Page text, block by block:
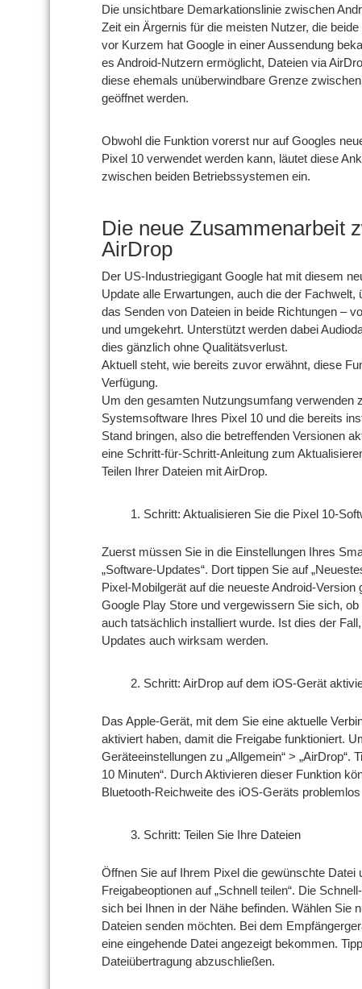
Die unsichtbare Demarkationslinie zwischen
Zeit ein Ärgernis für die meisten Nutzer, die
vor Kurzem hat Google in einer Aussendung
es Android-Nutzern ermöglicht, Dateien via
diese ehemals unüberwindbare Grenze
geöffnet werden.
Obwohl die Funktion vorerst nur auf Googles
Pixel 10 verwendet werden kann, läutet diese
zwischen beiden Betriebssystemen ein.
Die neue Zusammenarbeit
AirDrop
Der US-Industriegigant Google hat mit diesem
Update alle Erwartungen, auch die der
das Senden von Dateien in beide Richtungen –
und umgekehrt. Unterstützt werden dabei
dies gänzlich ohne Qualitätsverlust.
Aktuell steht, wie bereits zuvor erwähnt, diese
Verfügung.
Um den gesamten Nutzungsumfang verwenden
Systemsoftware Ihres Pixel 10 und die bereits
Stand bringen, also die betreffenden Versionen
eine Schritt-für-Schritt-Anleitung zum
Teilen Ihrer Dateien mit AirDrop.
Schritt: Aktualisieren Sie die Pixel 10-
Zuerst müssen Sie in die Einstellungen Ihres
„Software-Updates“. Dort tippen Sie auf
Pixel-Mobilgerät auf die neueste Android-
Google Play Store und vergewissern Sie sich,
auch tatsächlich installiert wurde. Ist dies der
Updates auch wirksam werden.
Schritt: AirDrop auf dem iOS-Gerät
Das Apple-Gerät, mit dem Sie eine aktuelle
aktiviert haben, damit die Freigabe funktioniert.
Geräteeinstellungen zu „Allgemein“ > „AirDrop“.
10 Minuten“. Durch Aktivieren dieser Funktion
Bluetooth-Reichweite des iOS-Geräts
Schritt: Teilen Sie Ihre Dateien
Öffnen Sie auf Ihrem Pixel die gewünschte Datei
Freigabeoptionen auf „Schnell teilen“. Die
sich bei Ihnen in der Nähe befinden. Wählen Sie
Dateien senden möchten. Bei dem
eine eingehende Datei angezeigt bekommen.
Dateiübertragung abzuschließen.